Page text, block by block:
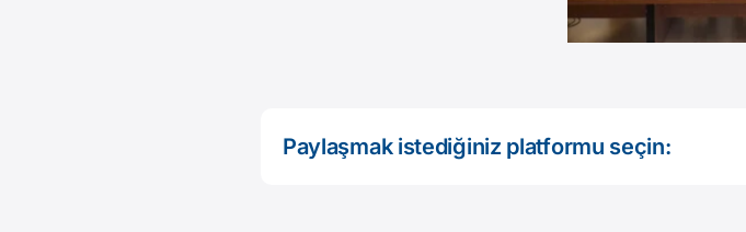
Paylaşmak istediğiniz platformu seçin: